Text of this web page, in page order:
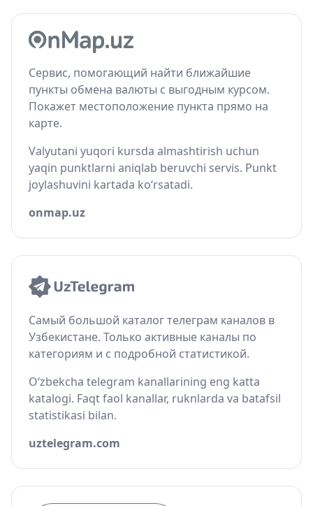
Сервис, помогающий найти ближайшие
пункты обмена валюты с выгодным курсом.
Покажет местоположение пункта прямо на
карте.
Valyutani yuqori kursda almashtirish uchun
yaqin punktlarni aniqlab beruvchi servis. Punkt
joylashuvini kartada ko‘rsatadi.
onmap.uz
Самый большой каталог телеграм каналов в
Узбекистане. Только активные каналы по
категориям и с подробной статистикой.
O‘zbekcha telegram kanallarining eng katta
katalogi. Faqt faol kanallar, ruknlarda va batafsil
statistikasi bilan.
uztelegram.com